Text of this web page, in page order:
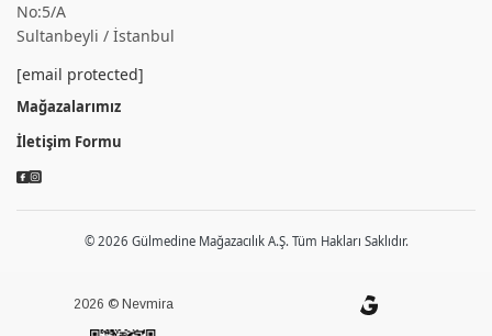
No:5/A
Sultanbeyli / İstanbul
[email protected]
Mağazalarımız
İletişim Formu
© 2026 Gülmedine Mağazacılık A.Ş. Tüm Hakları Saklıdır.
2026 © Nevmira